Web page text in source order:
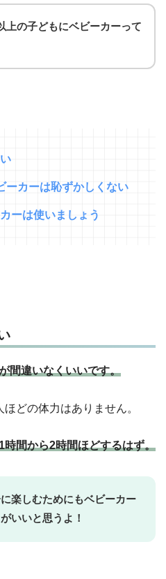
上の子どもにベビーカーって
ーカーは恥ずかしくない
ーは使いましょう
間違いなくいいです。
どの体力はありません。
間から2時間ほどするはず。
楽しむためにもベビーカー
いいと思うよ！